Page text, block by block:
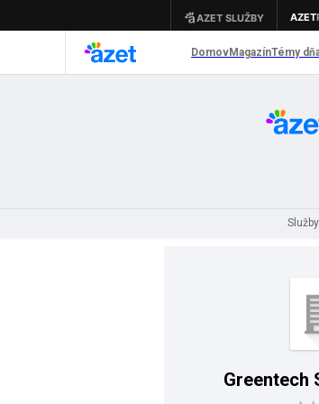
Greentech